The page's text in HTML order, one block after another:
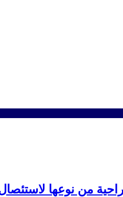
من نوعها لاستئصال